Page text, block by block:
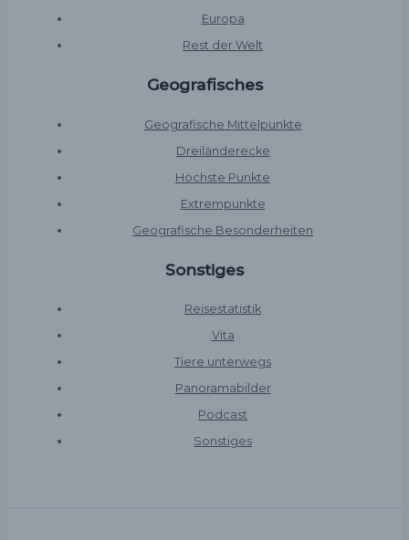
Europa
Rest der Welt
Geografisches
Geografische Mittelpunkte
Dreiländerecke
Höchste Punkte
Extrempunkte
Geografische Besonderheiten
Sonstiges
Reisestatistik
Vita
Tiere unterwegs
Panoramabilder
Podcast
Sonstiges